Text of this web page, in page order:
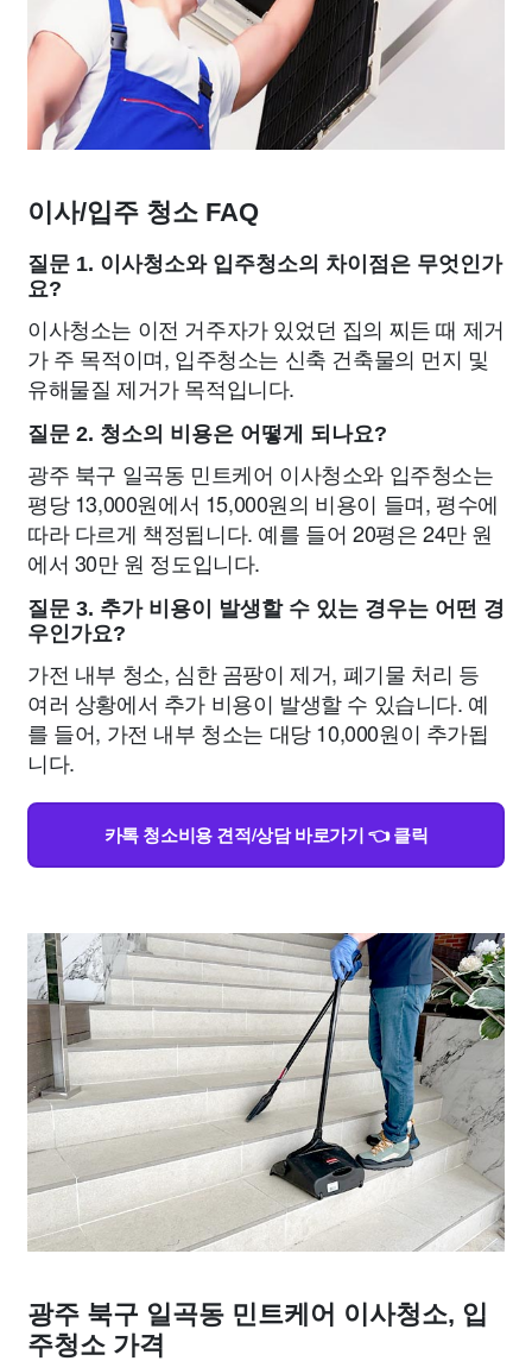
이사/입주 청소 FAQ
질문 1. 이사청소와 입주청소의 차이점은 무엇인가
요?
이사청소는 이전 거주자가 있었던 집의 찌든 때 제거
가 주 목적이며, 입주청소는 신축 건축물의 먼지 및
유해물질 제거가 목적입니다.
질문 2. 청소의 비용은 어떻게 되나요?
광주 북구 일곡동 민트케어 이사청소와 입주청소는
평당 13,000원에서 15,000원의 비용이 들며, 평수에
따라 다르게 책정됩니다. 예를 들어 20평은 24만 원
에서 30만 원 정도입니다.
질문 3. 추가 비용이 발생할 수 있는 경우는 어떤 경
우인가요?
가전 내부 청소, 심한 곰팡이 제거, 폐기물 처리 등
여러 상황에서 추가 비용이 발생할 수 있습니다. 예
를 들어, 가전 내부 청소는 대당 10,000원이 추가됩
니다.
카톡 청소비용 견적/상담 바로가기 👈 클릭
광주 북구 일곡동 민트케어 이사청소, 입
주청소 가격